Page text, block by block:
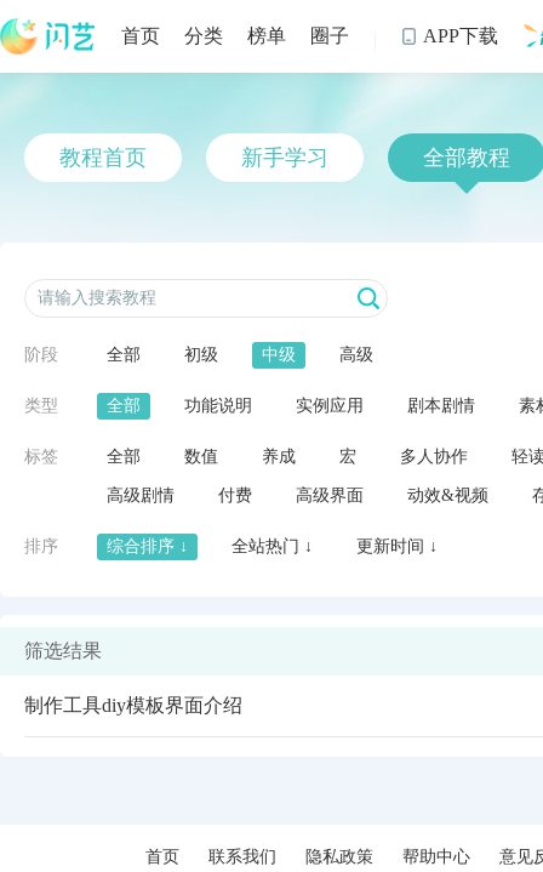
首页 分类 榜单 圈子  APP下载
教程首页 新手学习 全部教程
阶段 全部 初级 中级 高级
类型 全部 功能说明 实例应用 剧本剧情 素
标签 全部 数值 养成 宏 多人协作 轻
高级剧情 付费 高级界面 动效&视频
排序 综合排序 ↓ 全站热门 ↓ 更新时间 ↓
筛选结果
制作工具diy模板界面介绍
首页 联系我们 隐私政策 帮助中心 意见